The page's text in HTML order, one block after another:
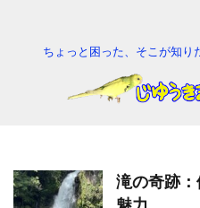
ちょっと困った、そこが知
滝の奇跡